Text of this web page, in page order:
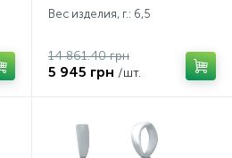
Вес изделия, г.: 6,5
14 861.40 грн
5 945 грн /шт.